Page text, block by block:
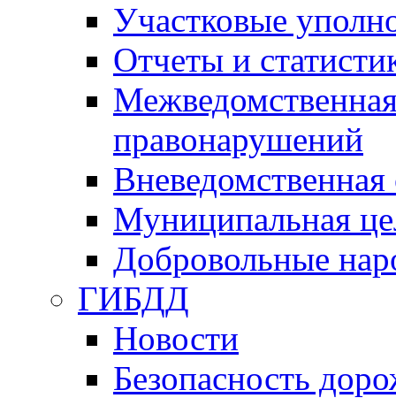
Участковые
Отчеты и
правонарушений
Вневедомственная
Муниципальная
Добровольные
ГИБДД
Новости
Безопасность